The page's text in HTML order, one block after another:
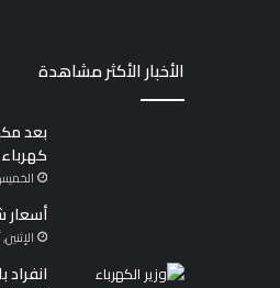
الأخبار الأكثر مشاهدة
الخميس,
أسعار
الإثنين,